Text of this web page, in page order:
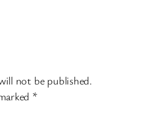
not be published.
*